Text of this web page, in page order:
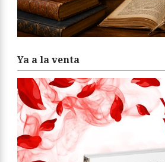
Ya a la venta